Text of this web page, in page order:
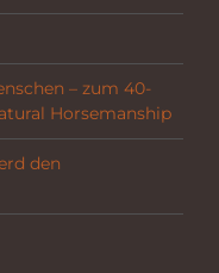
– zum 40-
Horsemanship
den